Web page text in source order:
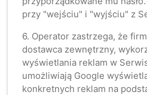
przy "wejściu" i "wyjściu" z
6. Operator zastrzega, że
dostawca zewnętrzny,
wyświetlania reklam w
umożliwiają Google
konkretnych reklam na